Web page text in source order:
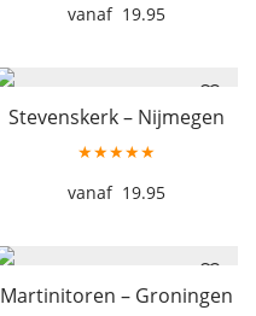
19.95
Stevenskerk – Nijmegen
★★★★★
19.95
Martinitoren – Groningen